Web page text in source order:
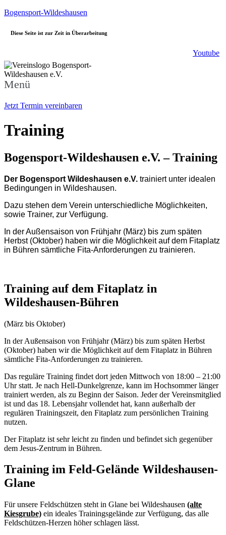
Bogensport-Wildeshausen
Diese Seite ist zur Zeit in Überarbeitung
Youtube
Menü
Jetzt Termin vereinbaren
Training
Bogensport-Wildeshausen e.V. – Training
Der Bogensport Wildeshausen e.V. trainiert unter idealen
Bedingungen in Wildeshausen.
Dazu stehen dem Verein unterschiedliche Möglichkeiten,
sowie Trainer, zur Verfügung.
In der Außensaison von Frühjahr (März) bis zum späten
Herbst (Oktober) haben wir die Möglichkeit auf dem Fitaplatz
in Bühren sämtliche Fita-Anforderungen zu trainieren.
Training auf dem Fitaplatz in
Wildeshausen-Bühren
(März bis Oktober)
In der Außensaison von Frühjahr (März) bis zum späten Herbst
(Oktober) haben wir die Möglichkeit auf dem Fitaplatz in Bühren
sämtliche Fita-Anforderungen zu trainieren.
Das reguläre Training findet dort jeden Mittwoch von 18:00 – 21:00
Uhr statt. Je nach Hell-Dunkelgrenze, kann im Hochsommer länger
trainiert werden, als zu Beginn der Saison. Jeder der Vereinsmitglied
ist und das 18. Lebensjahr vollendet hat, kann außerhalb der
regulären Trainingszeit, den Fitaplatz zum persönlichen Training
nutzen.
Der Fitaplatz ist sehr leicht zu finden und befindet sich gegenüber
dem Jesus-Zentrum in Bühren.
Training im Feld-Gelände Wildeshausen-
Glane
Für unsere Feldschützen steht in Glane bei Wildeshausen (alte
Kiesgrube) ein ideales Trainingsgelände zur Verfügung, das alle
Feldschützen-Herzen höher schlagen lässt.